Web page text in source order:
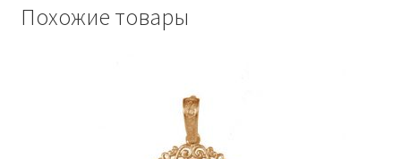
Похожие товары